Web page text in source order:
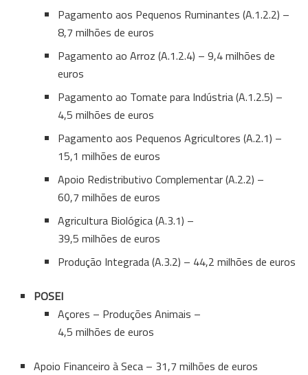
Pagamento aos Pequenos Ruminantes (A.1.2.2) –
8,7 milhões de euros
Pagamento ao Arroz (A.1.2.4) – 9,4 milhões de
euros
Pagamento ao Tomate para Indústria (A.1.2.5) –
4,5 milhões de euros
Pagamento aos Pequenos Agricultores (A.2.1) –
15,1 milhões de euros
Apoio Redistributivo Complementar (A.2.2) –
60,7 milhões de euros
Agricultura Biológica (A.3.1) –
39,5 milhões de euros
Produção Integrada (A.3.2) – 44,2 milhões de euros
POSEI
Açores – Produções Animais –
4,5 milhões de euros
Apoio Financeiro à Seca – 31,7 milhões de euros